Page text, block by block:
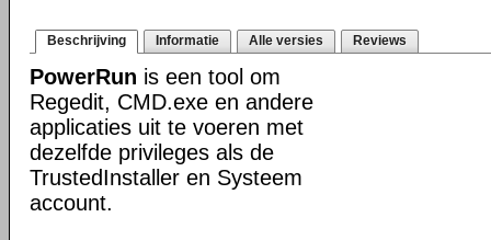
Beschrijving Informatie Alle versies Reviews
PowerRun is een tool om
Regedit, CMD.exe en andere
applicaties uit te voeren met
dezelfde privileges als de
TrustedInstaller en Systeem
account.